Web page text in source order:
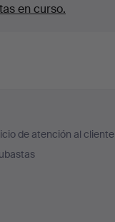
en curso.
de atención al cliente